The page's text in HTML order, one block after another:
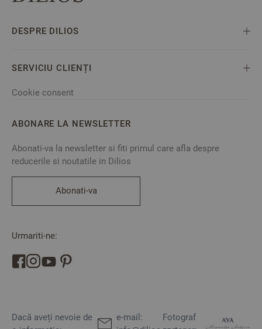
DESPRE DILIOS
SERVICIU CLIENȚI
Cookie consent
ABONARE LA NEWSLETTER
Abonati-va la newsletter si fiti primul care afla despre
reducerile si noutatile in Dilios
Abonati-va
Urmariti-ne:
Dacă aveți nevoie de
e-mail:
Fotograf